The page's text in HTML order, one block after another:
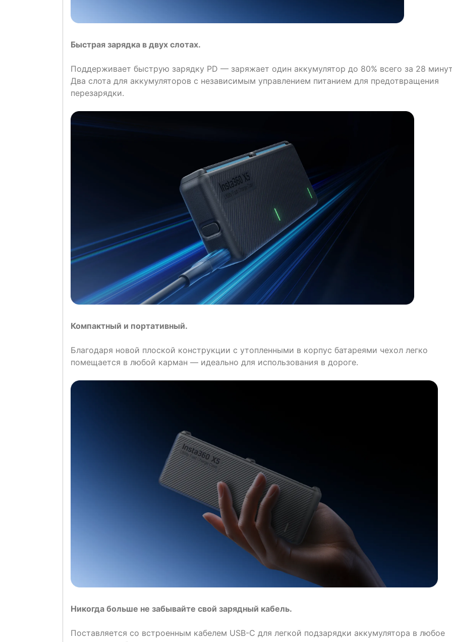
Быстрая зарядка в двух слотах.
Поддерживает быструю зарядку PD — заряжает один аккумулятор до 80% всего за 28
Два слота для аккумуляторов с независимым управлением питанием для предотвращения
перезарядки.
Компактный и портативный.
Благодаря новой плоской конструкции с утопленными в корпус батареями чехол легко
помещается в любой карман — идеально для использования в дороге.
Никогда больше не забывайте свой зарядный кабель.
Поставляется со встроенным кабелем USB-C для легкой подзарядки аккумулятора в любое